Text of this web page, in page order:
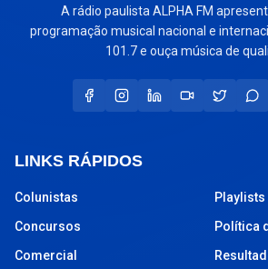
A rádio paulista ALPHA FM
programação musical nacional e
101.7 e ouça música de
LINKS RÁPIDOS
Colunistas
Concursos
Comercial
Playlists
Política